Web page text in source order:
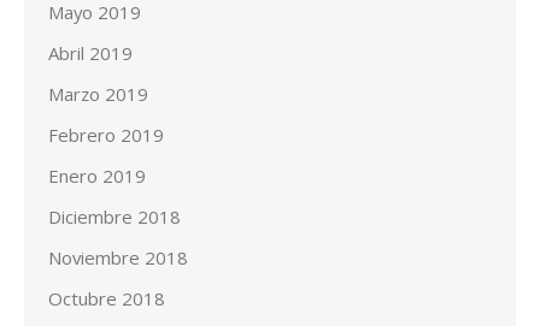
Mayo 2019
Abril 2019
Marzo 2019
Febrero 2019
Enero 2019
Diciembre 2018
Noviembre 2018
Octubre 2018